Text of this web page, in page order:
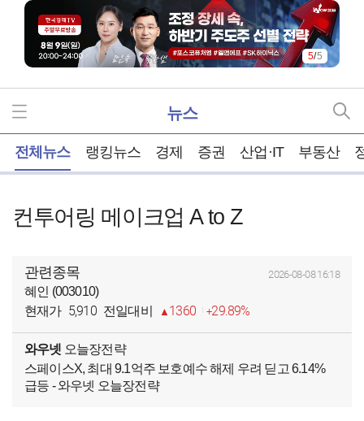
5/5
뉴스
전체뉴스 랭킹뉴스 경제 증권 산업·IT 부동산
컨투어링 메이크업 A to Z
관련종목 2026-08-08 16:18
혜인 (003010)
현재가 5,910 전일대비 1360 29.89%
와우넷 오늘장전략
스페이스X, 최대 9.1억주 보호예수 해제 우려 딛고 6.14%
급등 - 와우넷 오늘장전략